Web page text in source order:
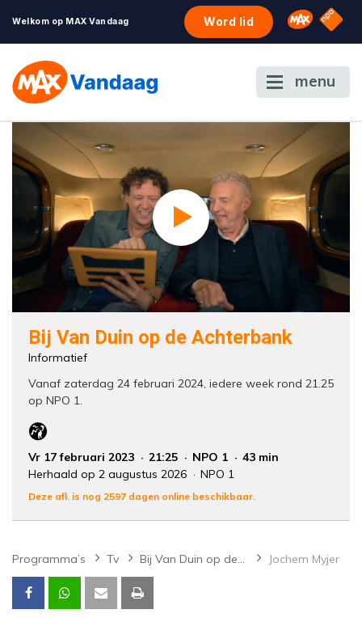
Welkom op MAX Vandaag Word lid Omroep
NPO
menu
Bij Van Duin op de Achterbank
Informatief
Vanaf zaterdag 24 februari 2024, iedere week rond 21.25
op NPO 1.
Vr 17 februari 2023 21:25 NPO 1
43 min
Herhaald op 2 augustus 2026
NPO 1
Deze afl. is nog 2597 dagen online beschikbaar.
Programma’s Tv Bij Van Duin op de Achterbank Jochem Myjer